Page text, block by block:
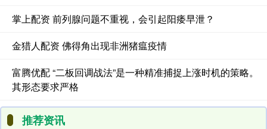
掌上配资 前列腺问题不重视，会引起阳痿早泄？
金猎人配资 佛得角出现非洲猪瘟疫情
富腾优配 “二板回调战法”是一种精准捕捉上涨时机的策略。
其形态要求严格
推荐资讯